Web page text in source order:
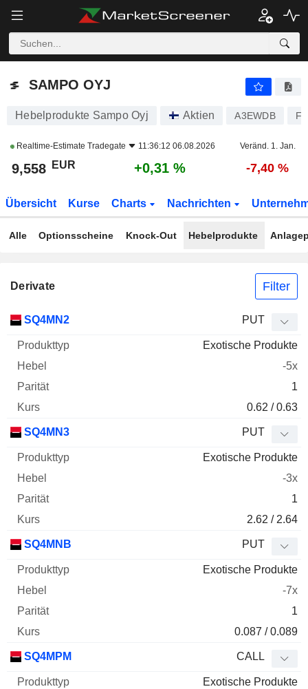
SAMPO OYJ
SAMPO OYJ
Hebelprodukte Sampo Oyj Aktien A3EWDB
Realtime-Estimate Tradegate 11:36:12 06.08.2026 Veränd. 1. Jan.
9,558 EUR +0,31 % -7,40 %
Übersicht Kurse Charts Nachrichten
Alle Optionsscheine Knock-Out Hebelprodukte
Derivate Filter
WKN Typ Produkttyp
SQ4MN2 PUT
Exotische Produkte
-5x
1
0.62 / 0.63
SQ4MN3 PUT
Exotische Produkte
-3x
1
2.62 / 2.64
SQ4MNB PUT
Exotische Produkte
-7x
1
0.087 / 0.089
SQ4MPM CALL
Exotische Produkte